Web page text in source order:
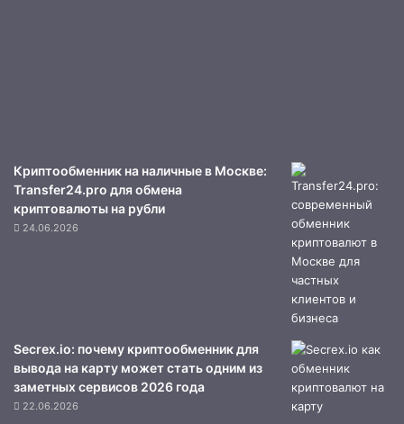
Криптообменник на наличные в Москве:
Transfer24.pro для обмена
криптовалюты на рубли
24.06.2026
Secrex.io: почему криптообменник для
вывода на карту может стать одним из
заметных сервисов 2026 года
22.06.2026